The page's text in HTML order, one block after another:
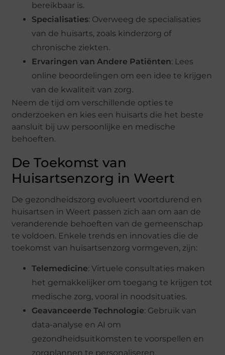
bereikbaar is.
Specialisaties: Overweeg de specialisaties
van de huisarts, zoals kinderzorg of
chronische ziekten.
Ervaringen van Andere Patiënten: Lees
online beoordelingen om een idee te krijgen
van de kwaliteit van zorg.
Neem de tijd om verschillende opties te
onderzoeken en kies een huisarts die het beste
aansluit bij uw persoonlijke en medische
behoeften.
De Toekomst van
Huisartsenzorg in Weert
De gezondheidszorg evolueert voortdurend en
huisartsen in Weert passen zich aan om aan de
veranderende behoeften van de gemeenschap
te voldoen. Enkele trends en innovaties die de
toekomst van huisartsenzorg vormgeven, zijn:
Telemedicine: Virtuele consultaties maken
het gemakkelijker om toegang te krijgen tot
medische zorg, vooral in noodsituaties.
Geavanceerde Technologie: Gebruik van
data-analyse en AI om
gezondheidsuitkomsten te voorspellen en
zorgplannen te personaliseren.